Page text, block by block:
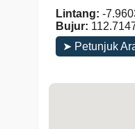
Lintang: -
Bujur:
➤ Petunjuk